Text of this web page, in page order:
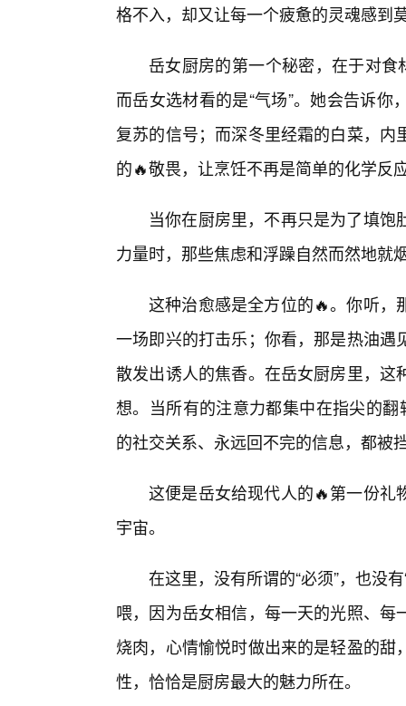
格不入，却又让每一个疲惫的灵魂感到
岳女厨房的第一个秘密，在于对食
而岳女选材看的是“气场”。她会告诉
复苏的信号；而深冬里经霜的白菜，
的🔥敬畏，让烹饪不再是简单的化学反
当你在厨房里，不再只是为了填
力量时，那些焦虑和浮躁自然而然地就
这种治愈感是全方位的🔥。你听，
一场即兴的打击乐；你看，那是热油
散发出诱人的焦香。在岳女厨房里，
想。当所有的注意力都集中在指尖的
的社交关系、永远回不完的信息，都被
这便是岳女给现代人的🔥第一份礼
宇宙。
在这里，没有所谓的“必须”，也没
喂，因为岳女相信，每一天的光照、
烧肉，心情愉悦时做出来的是轻盈的
性，恰恰是厨房最大的魅力所在。